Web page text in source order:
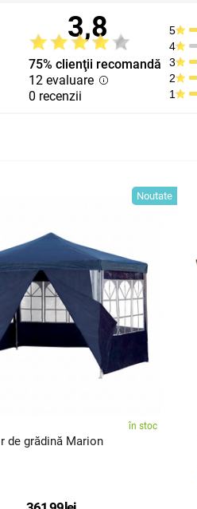
3,8
75% clienţii recomandă
12 evaluare
0 recenzii
5
4
3
2
1
Noutate
în stoc
Cort/foișor de grădină Marion